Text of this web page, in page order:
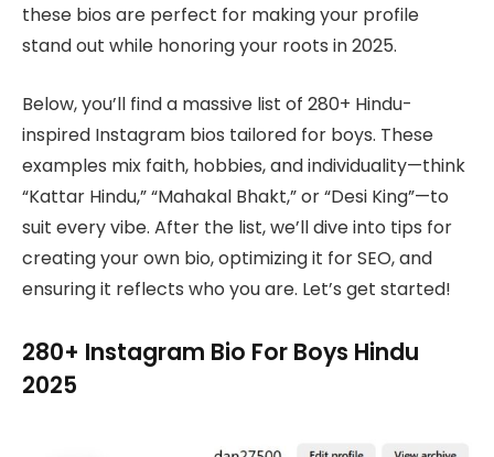
these bios are perfect for making your profile
stand out while honoring your roots in 2025.
Below, you’ll find a massive list of 280+ Hindu-
inspired Instagram bios tailored for boys. These
examples mix faith, hobbies, and individuality—think
“Kattar Hindu,” “Mahakal Bhakt,” or “Desi King”—to
suit every vibe. After the list, we’ll dive into tips for
creating your own bio, optimizing it for SEO, and
ensuring it reflects who you are. Let’s get started!
280+ Instagram Bio For Boys Hindu
2025